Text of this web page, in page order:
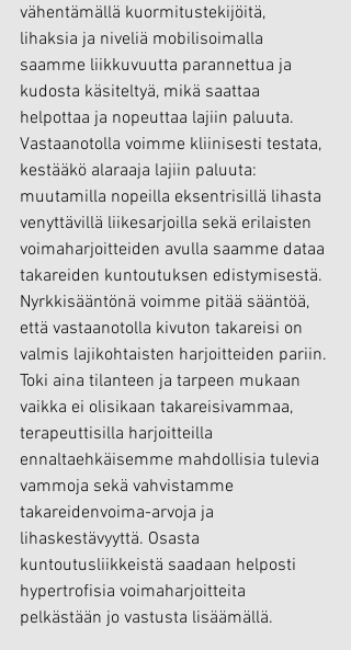
vähentämällä kuormitustekijöitä,
lihaksia ja niveliä mobilisoimalla
saamme liikkuvuutta parannettua ja
kudosta käsiteltyä, mikä saattaa
helpottaa ja nopeuttaa lajiin paluuta.
Vastaanotolla voimme kliinisesti testata,
kestääkö alaraaja lajiin paluuta:
muutamilla nopeilla eksentrisillä lihasta
venyttävillä liikesarjoilla sekä erilaisten
voimaharjoitteiden avulla saamme dataa
takareiden kuntoutuksen edistymisestä.
Nyrkkisääntönä voimme pitää sääntöä,
että vastaanotolla kivuton takareisi on
valmis lajikohtaisten harjoitteiden pariin.
Toki aina tilanteen ja tarpeen mukaan
vaikka ei olisikaan takareisivammaa,
terapeuttisilla harjoitteilla
ennaltaehkäisemme mahdollisia tulevia
vammoja sekä vahvistamme
takareidenvoima-arvoja ja
lihaskestävyyttä. Osasta
kuntoutusliikkeistä saadaan helposti
hypertrofisia voimaharjoitteita
pelkästään jo vastusta lisäämällä.